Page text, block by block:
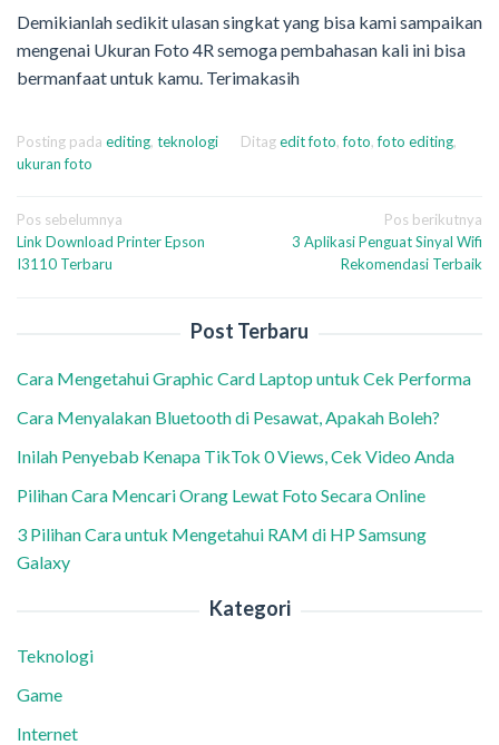
Demikianlah sedikit ulasan singkat yang bisa kami sampaikan
mengenai Ukuran Foto 4R semoga pembahasan kali ini bisa
bermanfaat untuk kamu. Terimakasih
Posting pada editing, teknologi Ditagedit foto,foto,foto editing,
ukuran foto
Navigasi
pos
Pos sebelumnya
Link Download Printer Epson
I3110 Terbaru
Pos berikutnya
3 Aplikasi Penguat Sinyal Wifi
Rekomendasi Terbaik
Post Terbaru
Cara Mengetahui Graphic Card Laptop untuk Cek Performa
Cara Menyalakan Bluetooth di Pesawat, Apakah Boleh?
Inilah Penyebab Kenapa TikTok 0 Views, Cek Video Anda
Pilihan Cara Mencari Orang Lewat Foto Secara Online
3 Pilihan Cara untuk Mengetahui RAM di HP Samsung
Galaxy
Kategori
Teknologi
Game
Internet